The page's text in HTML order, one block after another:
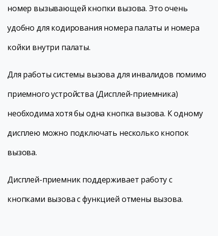
номер вызывающей кнопки вызова. Это очень
удобно для кодирования номера палаты и номера
койки внутри палаты.
Для работы системы вызова для инвалидов помимо
приемного устройства (Дисплей-приемника)
необходима хотя бы одна кнопка вызова. К одному
дисплею можно подключать несколько кнопок
вызова.
Дисплей-приемник поддерживает работу с
кнопками вызова с функцией отмены вызова.